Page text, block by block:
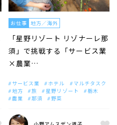
お仕事 地方／海外
「星野リゾート リゾナーレ那
須」で挑戦する「サービス業
×農業…
サービス業 ホテル
マルチタスク
地方
旅 星野リゾート
栃木
農業
那須 野菜